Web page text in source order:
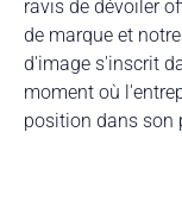
ravis de dévoiler
de marque et
d'image s'inscrit
moment où
position dans son